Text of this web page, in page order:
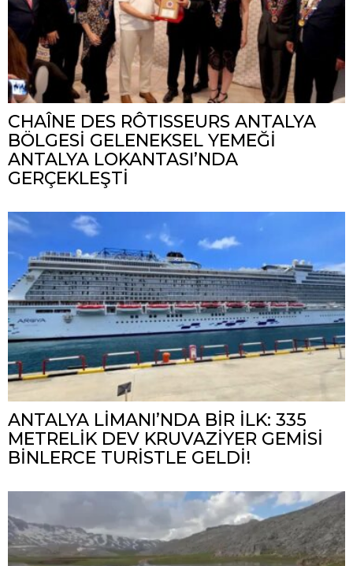
CHAÎNE DES RÔTISSEURS ANTALYA
BÖLGESİ GELENEKSEL YEMEĞİ
ANTALYA LOKANTASI’NDA
GERÇEKLEŞTİ
ANTALYA LİMANI’NDA BİR İLK: 335
METRELİK DEV KRUVAZİYER GEMİSİ
BİNLERCE TURİSTLE GELDİ!